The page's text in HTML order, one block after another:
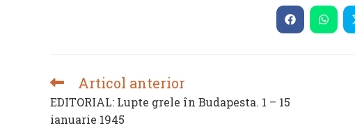
Opens
in
Opens
in
READ
ARTICLES
Articol anterior
EDITORIAL: Lupte grele în Budapesta. 1 – 15
ianuarie 1945